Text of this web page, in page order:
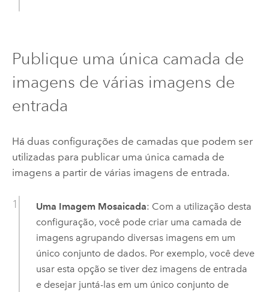
Publique uma única camada de
imagens de várias imagens de
entrada
Há duas configurações de camadas que podem ser
utilizadas para publicar uma única camada de
imagens a partir de várias imagens de entrada.
Uma Imagem Mosaicada: Com a utilização desta
configuração, você pode criar uma camada de
imagens agrupando diversas imagens em um
único conjunto de dados. Por exemplo, você deve
usar esta opção se tiver dez imagens de entrada
e desejar juntá-las em um único conjunto de